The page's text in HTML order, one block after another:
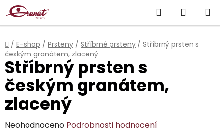
Přejít
na
obsah
Hledat
KOŠÍK
Domů
/ E-shop / Prsteny / Stříbrné prsteny / Stříbrný prsten s
českým granátem, zlacený
Stříbrný prsten s
českým granátem,
zlacený
Průměrné
Neohodnoceno Podrobnosti hodnocení